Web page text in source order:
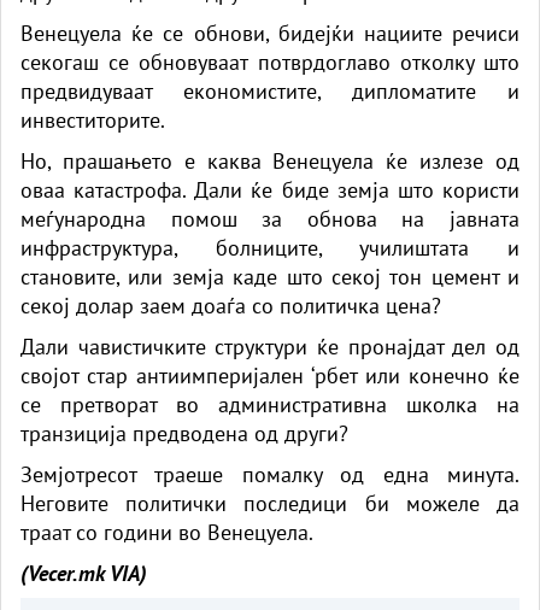
Венецуела ќе се обнови, бидејќи нациите речиси
секогаш се обновуваат потврдоглаво отколку што
предвидуваат економистите, дипломатите и
инвеститорите.
Но, прашањето е каква Венецуела ќе излезе од
оваа катастрофа. Дали ќе биде земја што користи
меѓународна помош за обнова на јавната
инфраструктура, болниците, училиштата и
становите, или земја каде што секој тон цемент и
секој долар заем доаѓа со политичка цена?
Дали чавистичките структури ќе пронајдат дел од
својот стар антиимперијален ‘рбет или конечно ќе
се претворат во административна школка на
транзиција предводена од други?
Земјотресот траеше помалку од една минута.
Неговите политички последици би можеле да
траат со години во Венецуела.
(Vecer.mkVIA)